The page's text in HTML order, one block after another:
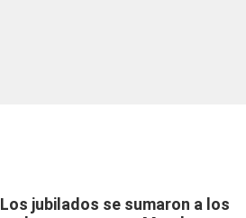
Los jubilados se sumaron a los